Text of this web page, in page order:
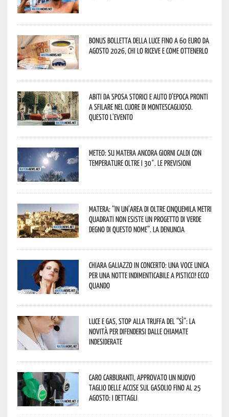
Bonus bolletta della luce fino a 60 euro da
agosto 2026, chi lo riceve e come ottenerlo
Abiti da sposa storici e auto d’epoca pronti
a sfilare nel cuore di Montescaglioso.
Questo l’evento
Meteo: su Matera ancora giorni caldi con
temperature oltre i 30°. Le previsioni
Matera: “In un’area di oltre cinquemila metri
quadrati non esiste un progetto di verde
degno di questo nome”. La denuncia
Chiara Galiazzo in concerto: una voce unica
per una notte indimenticabile a Pisticci! Ecco
quando
Luce e gas, stop alla truffa del “Sì”: la
novità per difendersi dalle chiamate
indesiderate
Caro carburanti, approvato un nuovo
taglio delle accise sul gasolio fino al 25
agosto: i dettagli